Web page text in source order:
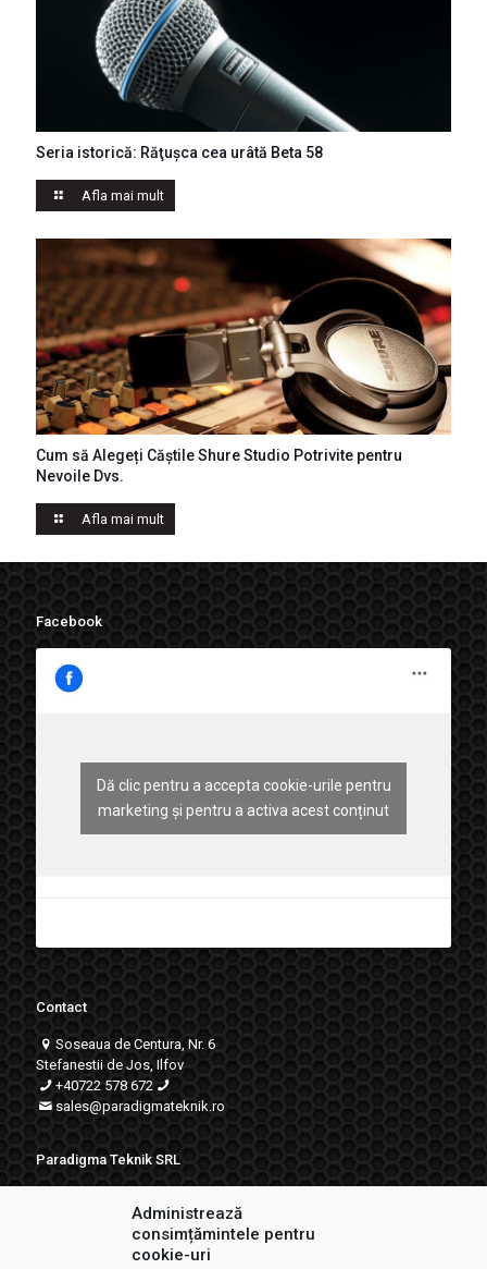
Administrează
consimțămintele pentru
cookie-uri
Seria istorică: Răţuşca cea urâtă Beta 58
Afla mai mult
Cum să Alegeți Căștile Shure Studio Potrivite pentru
Nevoile Dvs.
Afla mai mult
Facebook
Paradigma Teknik
Dă clic pentru a accepta cookie-urile pentru
marketing și pentru a activa acest conținut
Contact
Soseaua de Centura, Nr. 6
Stefanestii de Jos, Ilfov
+40722 578 672
sales@paradigmateknik.ro
Paradigma Teknik SRL
Program functionare